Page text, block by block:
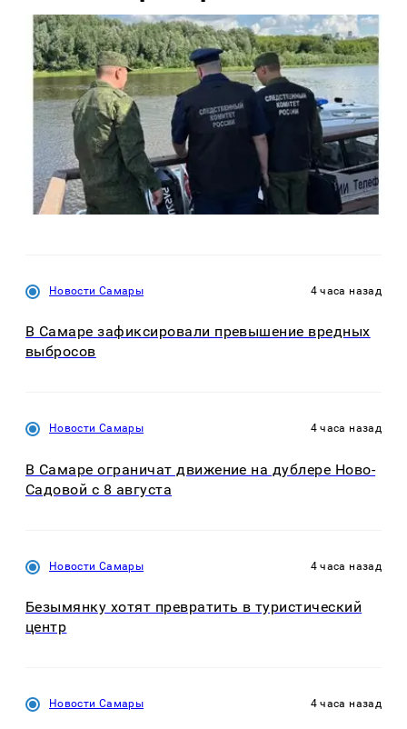
Новости Самары 4 часа назад
В Самаре зафиксировали превышение вредных
выбросов
Новости Самары 4 часа назад
В Самаре ограничат движение на дублере Ново-
Садовой с 8 августа
Новости Самары 4 часа назад
Безымянку хотят превратить в туристический
центр
Новости Самары 4 часа назад